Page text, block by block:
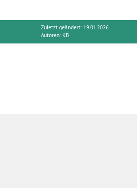
Zuletzt geändert: 19.01.2026
Autoren: KB